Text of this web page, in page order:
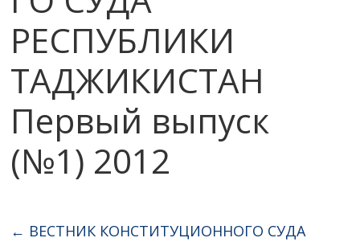
РЕСПУБЛИКИ
ТАДЖИКИСТАН
Первый выпуск
(№1) 2012
← ВЕСТНИК КОНСТИТУЦИОННОГО СУДА